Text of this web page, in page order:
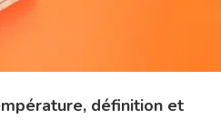
définition et